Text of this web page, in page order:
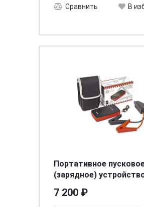
Сравнить В
Портативное
(зарядное)
ARNEZI R7990234
7 200 ₽